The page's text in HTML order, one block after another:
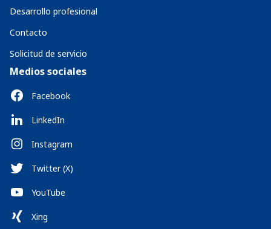
Desarrollo profesional
Contacto
Solicitud de servicio
Medios sociales
Facebook
LinkedIn
Instagram
Twitter (X)
YouTube
Xing